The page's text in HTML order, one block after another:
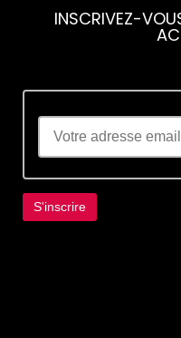
INSCRIVEZ-